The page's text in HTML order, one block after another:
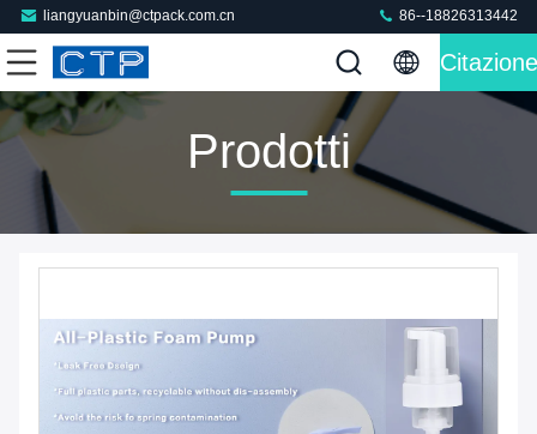
liangyuanbin@ctpack.com.cn 86--18826313442
Citazione
Prodotti